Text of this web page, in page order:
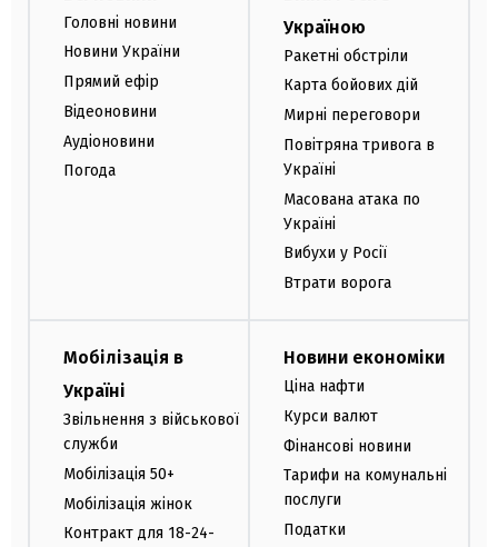
Головні новини
Новини України
Прямий ефір
Відеоновини
Аудіоновини
Погода
Україною
Ракетні обстріли
Карта бойових дій
Мирні переговори
Повітряна тривога в
Україні
Масована атака по
Україні
Вибухи у Росії
Втрати ворога
Мобілізація в
Україні
Звільнення з військової
служби
Мобілізація 50+
Мобілізація жінок
Контракт для 18-24-
Новини економіки
Ціна нафти
Курси валют
Фінансові новини
Тарифи на комунальні
послуги
Податки